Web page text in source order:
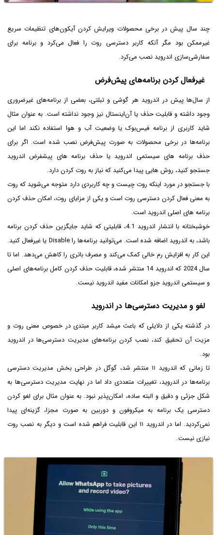
چند سال پیش در برخی محصولات ویرایش کردن آیکون‌های تنظیمات سریع
غیرممکن بود مگر آنکه کاربر دسترسی روت را فعال می‌کرد و برنامه برای
سفارشی‌سازی اندروید نصب می‌کرد.
غیرفعال کردن برنامه‌های پیش‌فرض
از سال‌ها پیش در اندروید هر گوشی و تبلتی، بعضی از برنامه‌های غیرضروری
وجود داشته و قابلیت حذف یا آن‌اینستال نیز وجود نداشته است. به عنوان مثال
شاید کاربری از برنامه فیس‌بوک یا وضعیت آب و هوا استفاده نکند اما این
برنامه‌ها در برخی محصولات به صورت پیش‌فرض نصب شده است. اگر برای
حذف برنامه های سیستمی اندروید یا حذف برنامه های پیشفرض اندروید
جستجو کنید، روش هایی پیدا می‌کنید که نیاز به روت کردن دارد.
با جستجو در مورد اینکه روت چیست و چه کاربردی دارد متوجه می‌شوید که روت
به معنی فعال کردن دسترسی روت است و یکی از مزایای روت، امکان حذف کردن
برنامه های اصلی اندروید است.
خوشبختانه با انتشار اندروید 4.1، قابلیتی که شاید جایگزین حذف کردن برنامه
باشد، به اندروید اضافه شده است. می‌توانید برنامه‌ها را Disable‌ یا غیرفعال کنید.
این کار به افزایش رم خالی کمک می‌کند و مصرف باتری را کاهش می‌دهد. اما تا
سال 2024 که اندروید 14 منتشر شده، قابلیت حذف کردن کامل برنامه‌های اصلی
و سیستمی اندروید جزو امکانات مفید اندروید نیست.
لغو و مدیریت دسترسی‌ها در اندروید
در گذشته یکی از دلایلی که باعث میشد کاربر مبتدی در خصوص معنی روت و
مزیت آن تحقیق کند، نصب کردن برنامه‌های مدیریت دسترسی‌ها در اندروید
بود.
تا زمانی که اندروید ۱۱ منتشر شد، گوگل در طراحی بخش مدیریت دسترسی
برنامه‌ها در اندروید، تغییرات متعددی داد اما در نهایت مدیریت دسترسی‌ها به
شکل جزئی و دقیق و البته ساده، امکان‌پذیر نبود. به عنوان مثال برای لغو کردن
دسترسی یک برنامه به میکروفون و دوربین به صورت مجزا، گزینه‌ای پیدا
نمی‌کردید. اما در اندروید ۱۱ این قابلیت فراهم شده است و دیگر به نصب روت
نیازی نیست.